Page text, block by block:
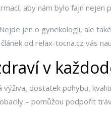
aby nám bylo fajn nejen
jen o gynekologii, ale
od relax-tocna.cz vás
v
výživa, dostatek pohybu,
– pomůžou podpořit